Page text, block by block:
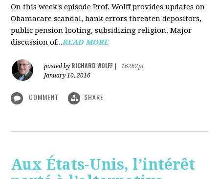
On this week's episode Prof. Wolff provides updates on
Obamacare scandal, bank errors threaten depositors,
public pension looting, subsidizing religion. Major
discussion of...READ MORE
posted by RICHARD WOLFF
16262pt
January 10, 2016
COMMENT SHARE
Aux États-Unis, l’intérêt